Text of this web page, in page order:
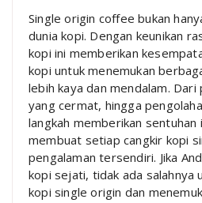
Single origin coffee bukan
dunia kopi. Dengan keunikan
kopi ini memberikan
kopi untuk menemukan
lebih kaya dan mendalam.
yang cermat, hingga
langkah memberikan
membuat setiap cangkir kopi
pengalaman tersendiri. Jika
kopi sejati, tidak ada salahnya
kopi single origin dan